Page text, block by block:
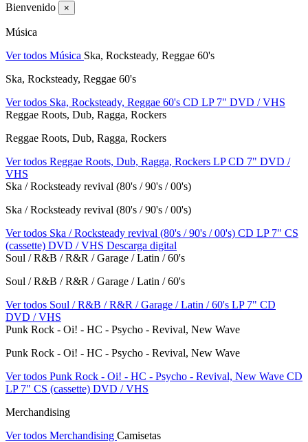
Bienvenido
×
Música
Ver todos Música Ska, Rocksteady, Reggae 60's
Ska, Rocksteady, Reggae 60's
Ver todos Ska, Rocksteady, Reggae 60's CD LP 7" DVD / VHS
Reggae Roots, Dub, Ragga, Rockers
Reggae Roots, Dub, Ragga, Rockers
Ver todos Reggae Roots, Dub, Ragga, Rockers LPCD 7" DVD /
VHS
Ska / Rocksteady revival (80's / 90's / 00's)
Ska / Rocksteady revival (80's / 90's / 00's)
Ver todos Ska / Rocksteady revival (80's / 90's / 00's) CD LP 7" CS
(cassette) DVD / VHS Descarga digital
Soul / R&B / R&R / Garage / Latin / 60's
Soul / R&B / R&R / Garage / Latin / 60's
Ver todos Soul / R&B / R&R / Garage / Latin / 60's LP 7" CD
DVD / VHS
Punk Rock - Oi! - HC - Psycho - Revival, New Wave
Punk Rock - Oi! - HC - Psycho - Revival, New Wave
Ver todos Punk Rock - Oi! - HC - Psycho - Revival, New Wave CD
LP 7" CS (cassette) DVD / VHS
Merchandising
Ver todos Merchandising Camisetas